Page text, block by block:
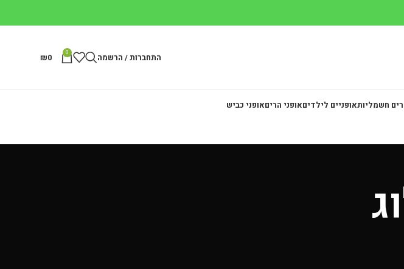
התחברות / הרשמה 0
₪0
חשמליותאופניים לילדיםאופני הריםאופני כביש